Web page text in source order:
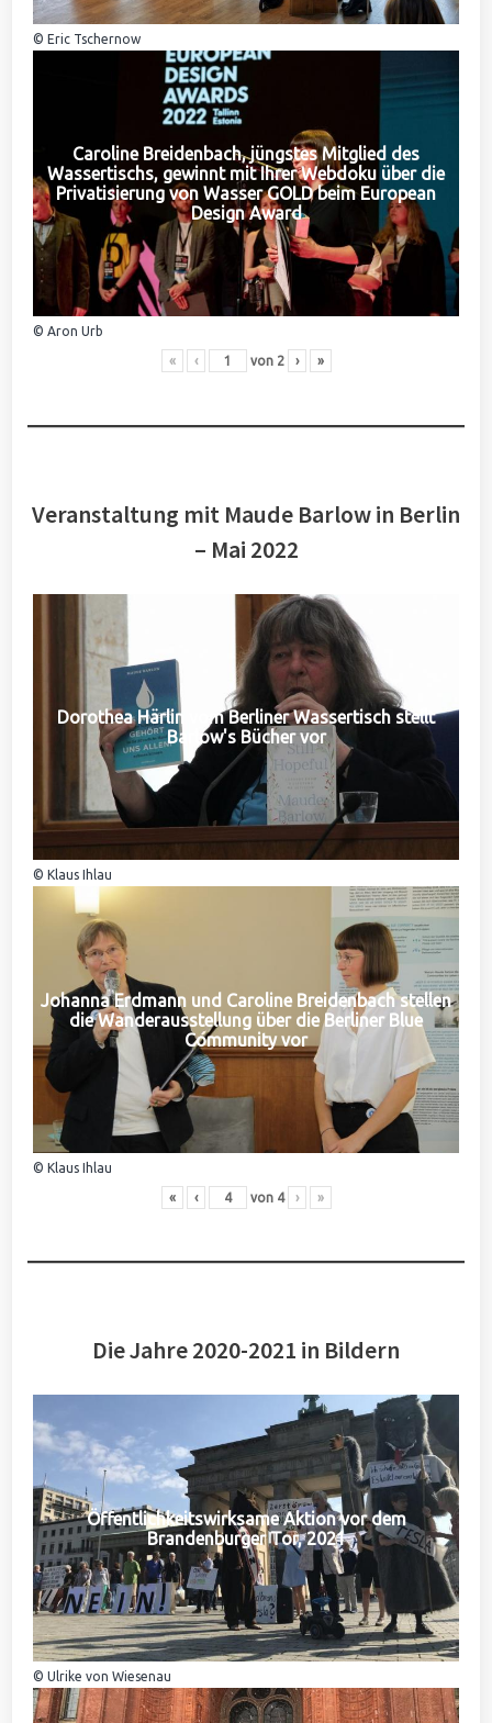
© Eric Tschernow
Caroline Breidenbach, jüngstes Mitglied des
Wassertischs, gewinnt mit Ihrer Webdoku über die
Privatisierung von Wasser GOLD beim European
Design Award
© Aron Urb
« ‹ von 2 › »
Veranstaltung mit Maude Barlow in Berlin
– Mai 2022
Dorothea Härlin vom Berliner Wassertisch stellt
Barlow's Bücher vor
© Klaus Ihlau
Johanna Erdmann und Caroline Breidenbach stellen
die Wanderausstellung über die Berliner Blue
Community vor
© Klaus Ihlau
« ‹ von 4 › »
Die Jahre 2020-2021 in Bildern
Öffentlichkeitswirksame Aktion vor dem
Brandenburger Tor, 2021
© Ulrike von Wiesenau